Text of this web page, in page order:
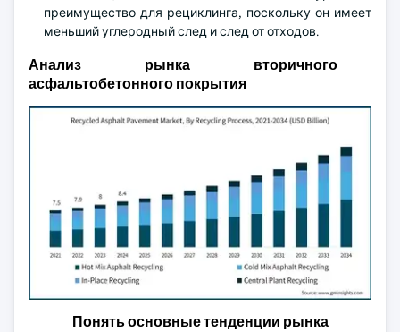
преимущество для рециклинга, поскольку он имеет
меньший углеродный след и след от отходов.
Анализ рынка вторичного
асфальтобетонного покрытия
Понять основные тенденции рынка